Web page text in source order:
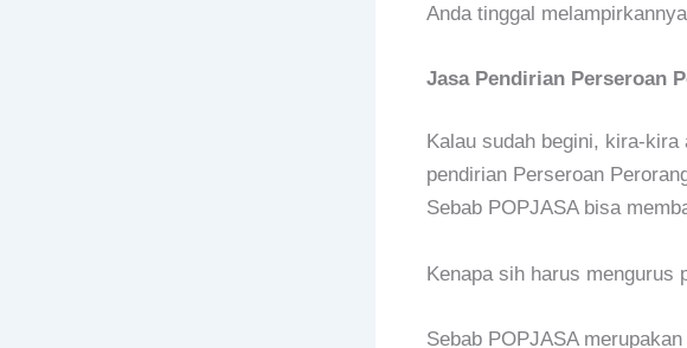
Anda tinggal
Jasa Pendirian Perseroan
Kalau sudah begini, kira-
pendirian Perseroan
Sebab POPJASA bisa
Kenapa sih harus mengurus
Sebab POPJASA